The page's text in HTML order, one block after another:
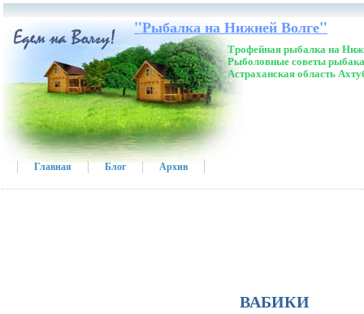
"Рыбалка на Нижней Волге"
Трофейная рыбалка на
Рыболовные советы
Астраханская область
Главная Блог Архив
ВАБИКИ